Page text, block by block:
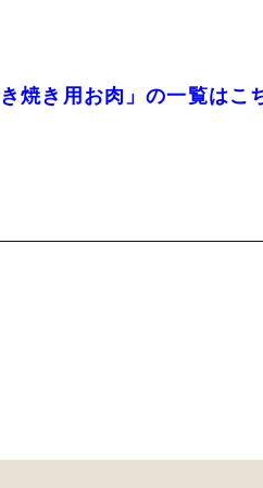
焼き用お肉」の一覧はこ